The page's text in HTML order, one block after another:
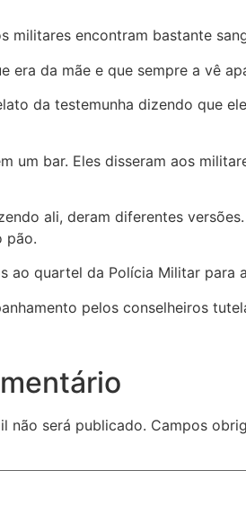
militares encontram bastante
era da mãe e que sempre a vê
da testemunha dizendo que
um bar. Eles disseram aos
ali, deram diferentes
pão.
ao quartel da Polícia Militar para
pelos conselheiros
não será publicado. Campos